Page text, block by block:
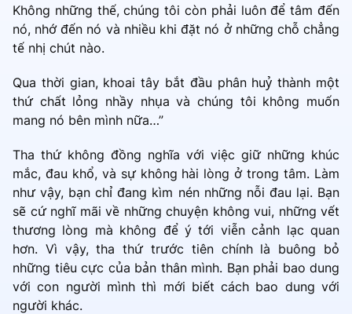
Không những thế, chúng tôi còn phải luôn để tâm đến
nó, nhớ đến nó và nhiều khi đặt nó ở những chỗ chẳng
tế nhị chút nào.
Qua thời gian, khoai tây bắt đầu phân huỷ thành một
thứ chất lỏng nhầy nhụa và chúng tôi không muốn
mang nó bên mình nữa…”
Tha thứ không đồng nghĩa với việc giữ những khúc
mắc, đau khổ, và sự không hài lòng ở trong tâm. Làm
như vậy, bạn chỉ đang kìm nén những nỗi đau lại. Bạn
sẽ cứ nghĩ mãi về những chuyện không vui, những vết
thương lòng mà không để ý tới viễn cảnh lạc quan
hơn. Vì vậy, tha thứ trước tiên chính là buông bỏ
những tiêu cực của bản thân mình. Bạn phải bao dung
với con người mình thì mới biết cách bao dung với
người khác.